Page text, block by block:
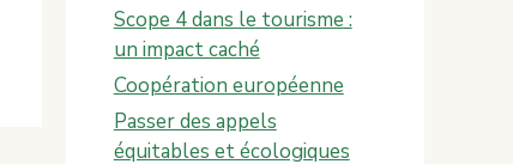
Scope 4 dans le tourisme :
un impact caché
Coopération européenne
Passer des appels
équitables et écologiques